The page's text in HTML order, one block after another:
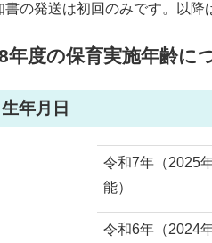
書の発送は初回のみです。以
年度の保育実施年齢に
年月日
令和7年（2025
能）
令和6年（2024